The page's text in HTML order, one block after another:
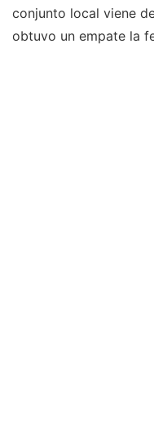
conjunto local viene
obtuvo un empate la